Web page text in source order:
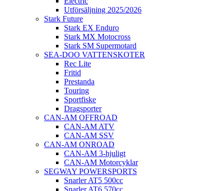
Utförsäljning 2025/2026
Stark Future
Stark EX Enduro
Stark MX Motocross
Stark SM Supermotard
SEA-DOO VATTENSKOTER
Rec Lite
Fritid
Prestanda
Touring
Sportfiske
Dragsporter
CAN-AM OFFROAD
CAN-AM ATV
CAN-AM SSV
CAN-AM ONROAD
CAN-AM 3-hjuligt
CAN-AM Motorcyklar
SEGWAY POWERSPORTS
Snarler AT5 500cc
Snarler AT6 570cc